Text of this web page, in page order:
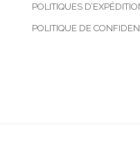
POLITIQUES
POLITIQUE DE